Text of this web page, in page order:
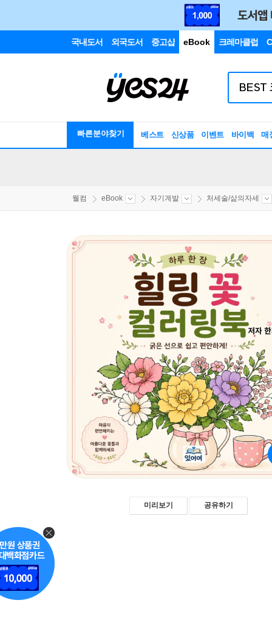
국내도서 외국도서 중고샵 eBook 크레마클럽
빠른분야찾기 베스트 신상품 이벤트 바이백 매
웰컴 eBook 자기계발 처세술/삶의자세
미리보기 공유하기